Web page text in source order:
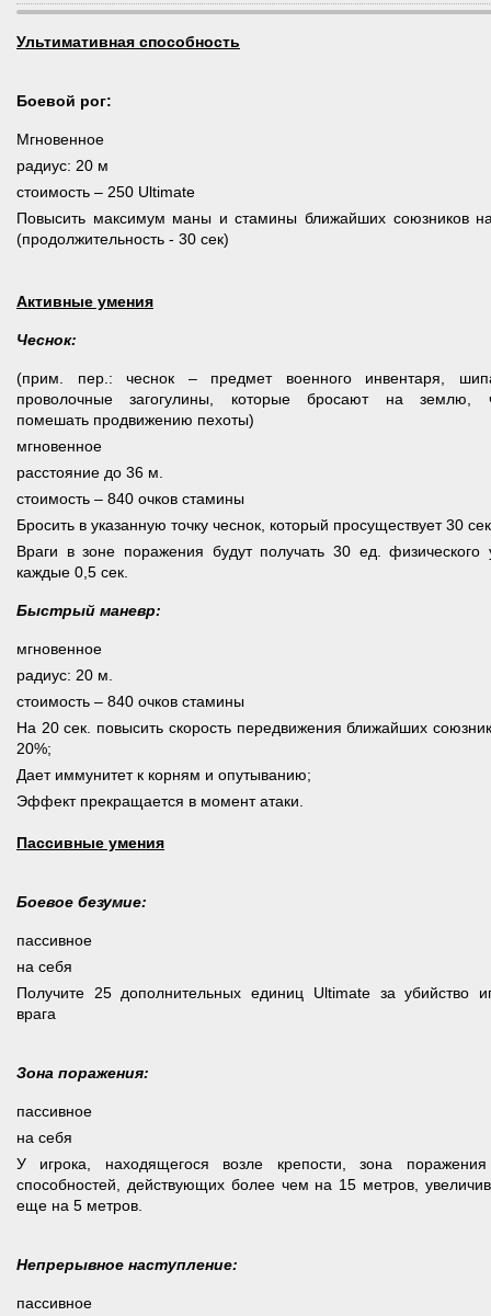
Ультимативная способность
Боевой рог:
Мгновенное
радиус: 20 м
стоимость – 250 Ultimate
Повысить максимум маны и стамины ближайших союзников
(продолжительность - 30 сек)
Активные умения
Чеснок:
(прим. пер.: чеснок – предмет военного инвентаря,
проволочные загогулины, которые бросают на землю,
помешать продвижению пехоты)
мгновенное
расстояние до 36 м.
стоимость – 840 очков стамины
Бросить в указанную точку чеснок, который просуществует 30
Враги в зоне поражения будут получать 30 ед. физического
каждые 0,5 сек.
Быстрый маневр:
мгновенное
радиус: 20 м.
стоимость – 840 очков стамины
На 20 сек. повысить скорость передвижения ближайших
20%;
Дает иммунитет к корням и опутыванию;
Эффект прекращается в момент атаки.
Пассивные умения
Боевое безумие:
пассивное
на себя
Получите 25 дополнительных единиц Ultimate за убийство
врага
Зона поражения:
пассивное
на себя
У игрока, находящегося возле крепости, зона
способностей, действующих более чем на 15 метров,
еще на 5 метров.
Непрерывное наступление:
пассивное